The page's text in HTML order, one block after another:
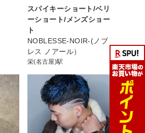
スパイキーショート/ベリ
ーショート/メンズショー
ト
NOBLESSE-NOIR-(ノブ
レス ノアール）
栄(名古屋)駅